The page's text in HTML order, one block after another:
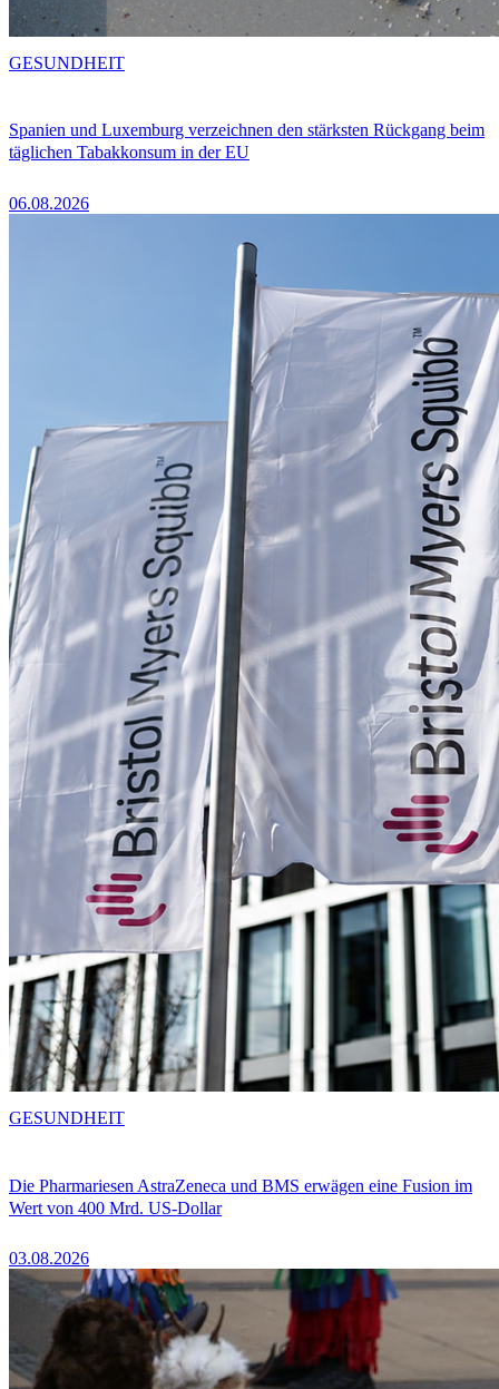
Spanien und Luxemburg verzeichnen den stärksten Rückgang beim
täglichen Tabakkonsum in der EU
06.08.2026
GESUNDHEIT
Die Pharmariesen AstraZeneca und BMS erwägen eine Fusion im
Wert von 400 Mrd. US-Dollar
03.08.2026
GESUNDHEIT